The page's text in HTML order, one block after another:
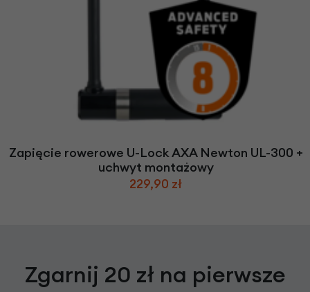
Zapięcie rowerowe U-Lock AXA Newton UL-300 +
uchwyt montażowy
229,90 zł
Zgarnij 20 zł na pierwsze